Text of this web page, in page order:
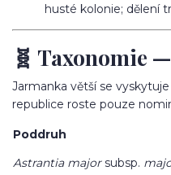
husté kolonie; dělení
🧬 Taxonomie
Jarmanka větší se
republice roste pouze
Poddruh
Astrantia majorsubsp.